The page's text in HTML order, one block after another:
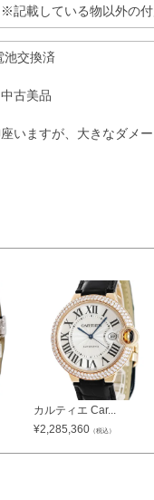
※記載している物以外の付
池交換済
古美品
座いますが、大きなダメ
カルティエ Car...
¥2,285,360 （税込）